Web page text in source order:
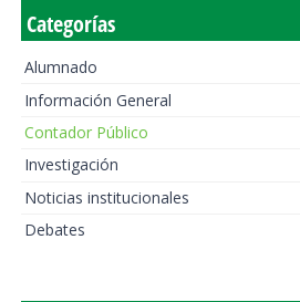
Categorías
Alumnado
Información General
Contador Público
Investigación
Noticias institucionales
Debates